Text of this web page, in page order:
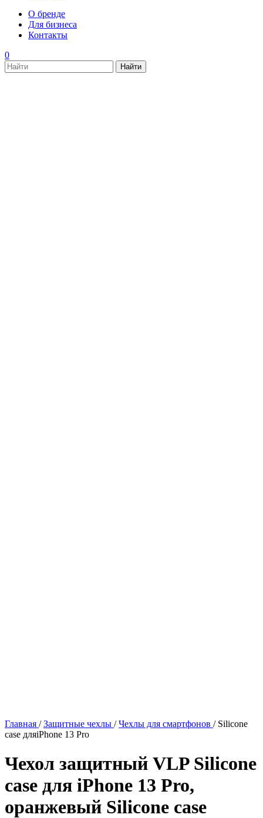
О бренде
Для бизнеса
Контакты
0
Главная / Защитные чехлы / Чехлы для смартфонов / Silicone
case дляiPhone 13 Pro
Чехол защитный VLP Silicone
case для iPhone 13 Pro,
оранжевый Silicone case